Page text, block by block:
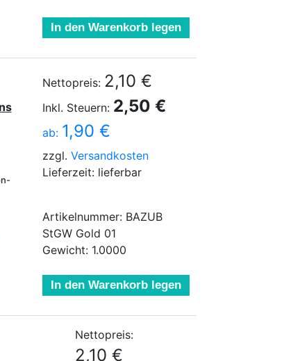
In den Warenkorb legen
Nettopreis: 2,10 €
Inkl. Steuern: 2,50 €
ab: 1,90 €
zzgl. Versandkosten
Lieferzeit: lieferbar
Artikelnummer: BAZUB
StGW Gold 01
Gewicht: 1.0000
In den Warenkorb legen
Nettopreis:
2,10 €